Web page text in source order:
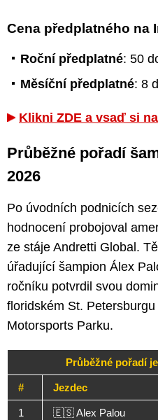
Cena předplatného na
Roční předplatné: 50
Měsíční předplatné: 8
Klikni ZDE a vsaď si
Průběžné pořadí
2026
Po úvodních podnicích
hodnocení probojoval
ze stáje Andretti Global.
úřadující šampion Álex
ročníku potvrdil svou
floridském St.
Motorsports Parku.
Průběžné pořadí
# Jezdec
1 🇪🇸 Alex Palou